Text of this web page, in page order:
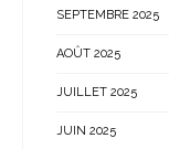
SEPTEMBRE 2025
AOÛT 2025
JUILLET 2025
JUIN 2025